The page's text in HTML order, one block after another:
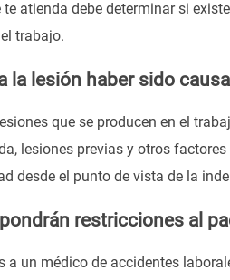
te atienda debe determinar si
trabajo.
la lesión haber sido
que se producen en el
lesiones previas y otros
desde el punto de vista de la
restricciones al
a un médico de accidentes